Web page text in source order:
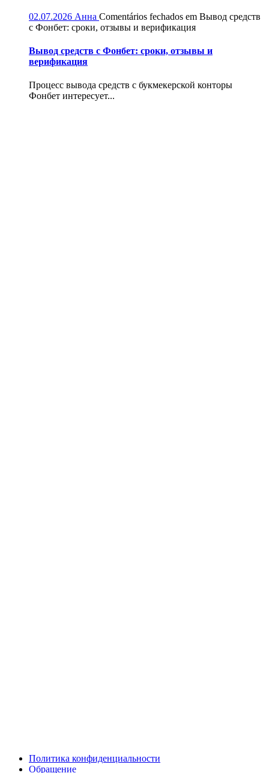
02.07.2026 Анна Comentários fechados em Вывод средств
с Фонбет: сроки, отзывы и верификация
Вывод средств с Фонбет: сроки, отзывы и
верификация
Процесс вывода средств с букмекерской конторы
Фонбет интересует...
Политика конфиденциальности
Обращение